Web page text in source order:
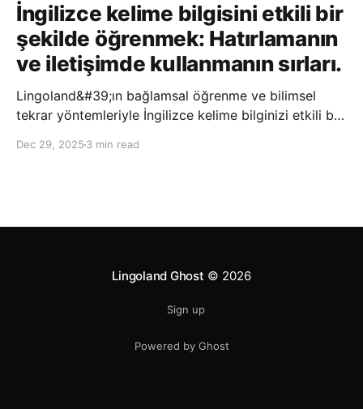
İngilizce kelime bilgisini etkili bir
şekilde öğrenmek: Hatırlamanın
ve iletişimde kullanmanın sırları.
Lingoland&#39;ın bağlamsal öğrenme ve bilimsel
tekrar yöntemleriyle İngilizce kelime bilginizi etkili bir
hatırlayabilir ve daha doğal bir şekilde iletişim
Dec 29, 2025 3 min read
Lingoland Ghost © 2026
Sign up
Powered by Ghost